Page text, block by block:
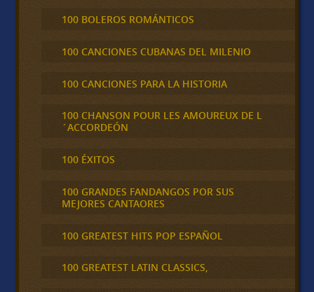
100 BOLEROS ROMÁNTICOS
100 CANCIONES CUBANAS DEL MILENIO
100 CANCIONES PARA LA HISTORIA
100 CHANSON POUR LES AMOUREUX DE L
´ACCORDEÓN
100 ÉXITOS
100 GRANDES FANDANGOS POR SUS
MEJORES CANTAORES
100 GREATEST HITS POP ESPAÑOL
100 GREATEST LATIN CLASSICS,